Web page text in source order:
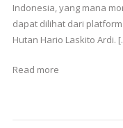
Indonesia, yang mana
dapat dilihat dari platform
Hutan Hario Laskito Ardi.
Read more